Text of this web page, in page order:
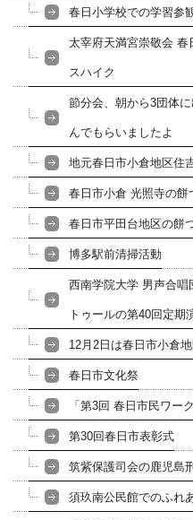
春日小学校での学習参
太宰府天満宮崇敬会
スハイク
節分会、朝から3団体
んでもらいましたよ
地元春日市小倉地区住
春日市小倉 光照寺の餅
春日市平田台地区の餅
博多駅前清掃活動
西南学院大学 男声合唱
トゥールの第40回定期
12月2日は春日市小倉
春日市文化祭
「第3回 春日市民ワー
第30回春日市表彰式
筑紫保護司会の鹿児島
須玖南公民館でのふれ